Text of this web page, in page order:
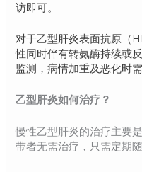
访即可。
对于乙型肝炎表面抗原（
性同时伴有转氨酶持续或
监测，病情加重及恶化时
乙型肝炎如何治疗？
慢性乙型肝炎的治疗主要
带者无需治疗，只需定期随